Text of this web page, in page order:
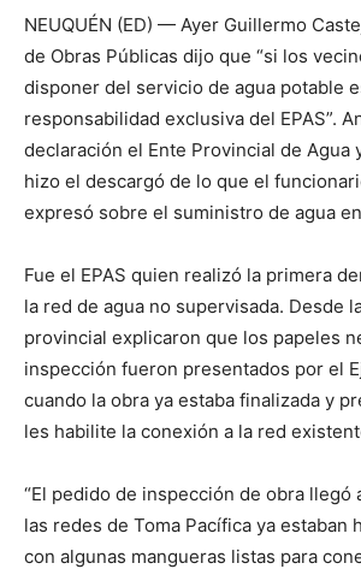
NEUQUÉN (ED) — Ayer Guillermo
de Obras Públicas dijo que “si los
disponer del servicio de agua potable
responsabilidad exclusiva del EPAS”.
declaración el Ente Provincial de Agua
hizo el descargó de lo que el
expresó sobre el suministro de agua
Fue el EPAS quien realizó la primera
la red de agua no supervisada. Desde
provincial explicaron que los papeles
inspección fueron presentados por el
cuando la obra ya estaba finalizada y
les habilite la conexión a la red
“El pedido de inspección de obra llegó
las redes de Toma Pacífica ya estaban
con algunas mangueras listas para